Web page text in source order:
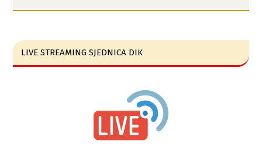
LIVE STREAMING SJEDNICA DIK